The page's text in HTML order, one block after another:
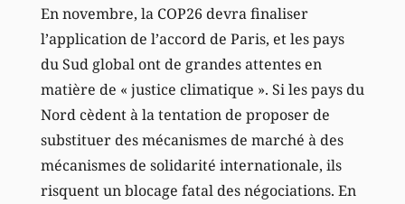
En novembre, la COP26 devra finaliser
l’application de l’accord de Paris, et les pays
du Sud global ont de grandes attentes en
matière de « justice climatique ». Si les pays du
Nord cèdent à la tentation de proposer de
substituer des mécanismes de marché à des
mécanismes de solidarité internationale, ils
risquent un blocage fatal des négociations. En